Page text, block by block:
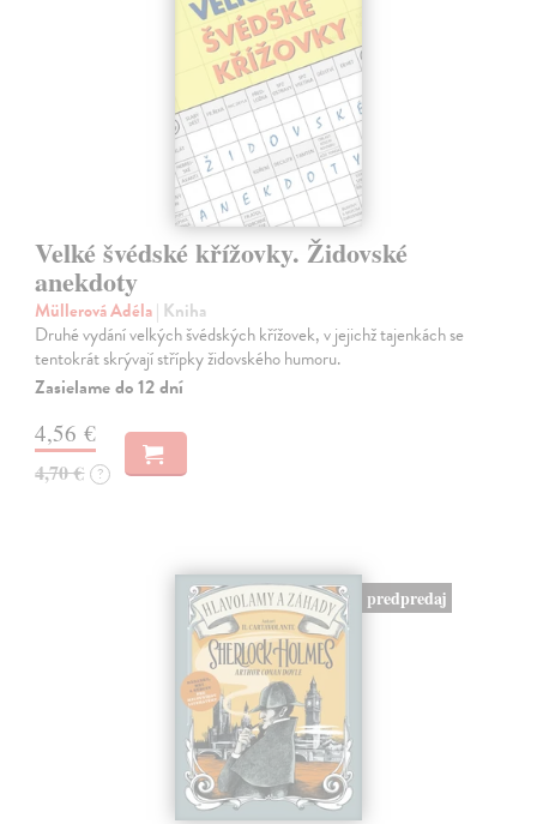
Velké švédské křížovky. Židovské
anekdoty
Müllerová Adéla| Kniha
Druhé vydání velkých švédských křížovek, v jejichž tajenkách se
tentokrát skrývají střípky židovského humoru.
Zasielame do 12 dní
4,56 €
4,70 € ?
predpredaj